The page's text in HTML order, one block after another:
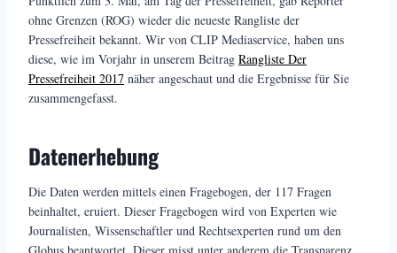
ohne Grenzen (ROG) wieder die neueste Rangliste der
Pressefreiheit bekannt. Wir von CLIP Mediaservice, haben uns
diese, wie im Vorjahr in unserem Beitrag Rangliste Der
Pressefreiheit 2017 näher angeschaut und die Ergebnisse für Sie
zusammengefasst.
Datenerhebung
Die Daten werden mittels einen Fragebogen, der 117 Fragen
beinhaltet, eruiert. Dieser Fragebogen wird von Experten wie
Journalisten, Wissenschaftler und Rechtsexperten rund um den